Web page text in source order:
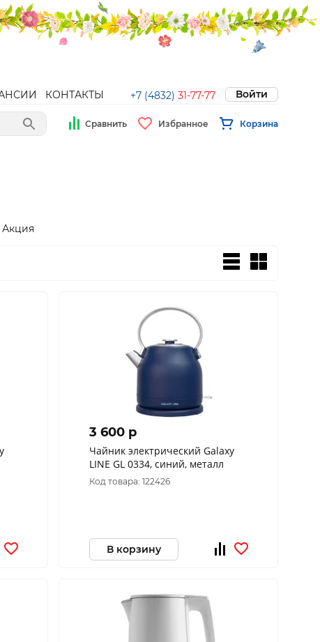
КОНТАКТЫ +7 (4832) 31-77-77 Войти
Сравнить Избранное Корзина
Акция
3 600 p
Чайник электрический Galaxy
LINE GL 0334, синий, металл
Код товара: 122426
В корзину